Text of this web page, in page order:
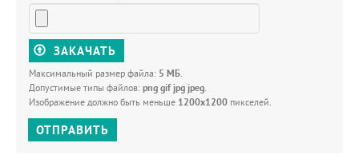
ЗАКАЧАТЬ
Максимальный размер файла: 5 МБ.
Допустимые типы файлов: png gif jpg jpeg.
Изображение должно быть меньше 1200x1200 пикселей.
ОТПРАВИТЬ